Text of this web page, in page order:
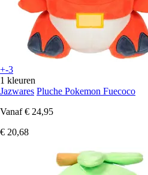
+-3
1 kleuren
Jazwares Pluche Pokemon Fuecoco
Vanaf € 24,95
€ 20,68